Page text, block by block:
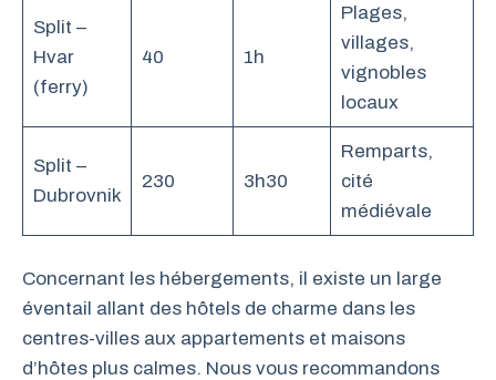
Split –
Hvar
(ferry)
40 1h
Plages,
villages,
vignobles
locaux
Split –
Dubrovnik
230 3h30
Remparts,
cité
médiévale
Concernant les hébergements, il existe un large
éventail allant des hôtels de charme dans les
centres-villes aux appartements et maisons
d’hôtes plus calmes. Nous vous recommandons